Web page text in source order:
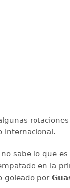
internacional.
sabe lo que
en la
goleado por